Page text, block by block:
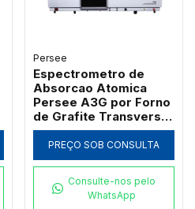
Persee
Espectrometro de
Absorcao Atomica
Persee A3G por Forno
de Grafite Transversal
com Correcao D2 e SR
PREÇO SOB CONSULTA
Consulte-nos pelo
WhatsApp